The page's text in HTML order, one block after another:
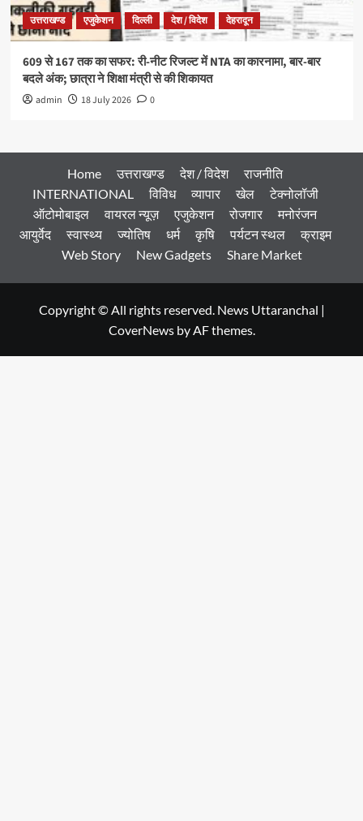
उत्तराखण्ड एजुकेशन दिल्ली देश / विदेश देहरादून
609 से 167 तक का सफर: री-नीट रिजल्ट में NTA का कारनामा, बार-बार
बदले अंक; छात्रा ने शिक्षा मंत्री से की शिकायत
admin 18 July 2026 0
Home उत्तराखण्ड देश / विदेश
राजनीति
INTERNATIONAL
विविध व्यापार खेल
टेक्नोलॉजी
ऑटोमोबाइल
वायरल न्यूज़ एजुकेशन रोजगार
मनोरंजन
आयुर्वेद
स्वास्थ्य ज्योतिष धर्म कृषि पर्यटन स्थल
क्राइम
Web Story
New Gadgets Share Market
Copyright © All rights reserved. News Uttaranchal |
CoverNewsby AF themes.